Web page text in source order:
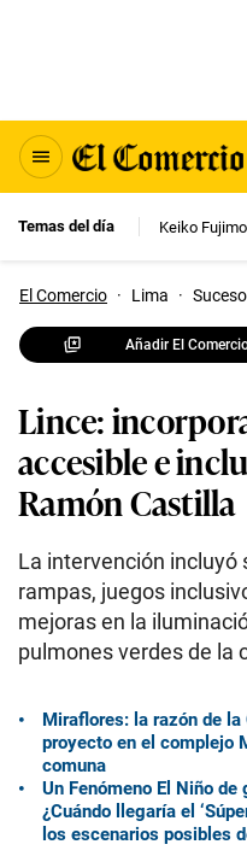
Temas del día Keiko
El Comercio · Lima ·
Añadir El
Lince:
accesible e
Ramón Castilla
La intervención incluyó
rampas, juegos
mejoras en la
pulmones verdes de la
Miraflores: la razón de la
proyecto en el complejo
comuna
Un Fenómeno El Niño
¿Cuándo llegaría el
los escenarios posibles